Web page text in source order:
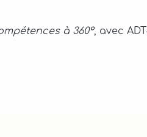
à 360°, avec